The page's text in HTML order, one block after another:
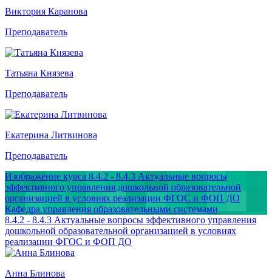
Виктория Каранова
Преподаватель
Татьяна Князева
Преподаватель
Екатерина Литвинова
Преподаватель
Изображение курса 8.4.2 - 8.4.3 Актуальные вопросы
эффективного управления дошкольной образовательной
организацией в условиях реализации ФГОС и ФОП ДО
Кафедра управления образовательными системами
8.4.2 - 8.4.3 Актуальные вопросы эффективного управления
дошкольной образовательной организацией в условиях
реализации ФГОС и ФОП ДО
Анна Блинова